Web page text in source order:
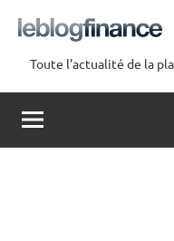
contenu
Le
Blog
Finance
Toute l'actualité de la